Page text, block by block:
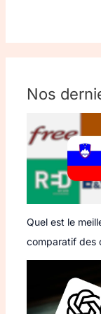
Nos
Quel est le
comparatif des